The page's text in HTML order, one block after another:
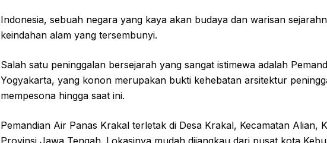
Indonesia, sebuah negara yang kaya akan budaya dan warisan
keindahan alam yang tersembunyi.
Salah satu peninggalan bersejarah yang sangat istimewa adalah
Yogyakarta, yang konon merupakan bukti kehebatan arsitektur
mempesona hingga saat ini.
Pemandian Air Panas Krakal terletak di Desa Krakal, Kecamatan Alian,
Provinsi Jawa Tengah. Lokasinya mudah dijangkau dari pusat kota